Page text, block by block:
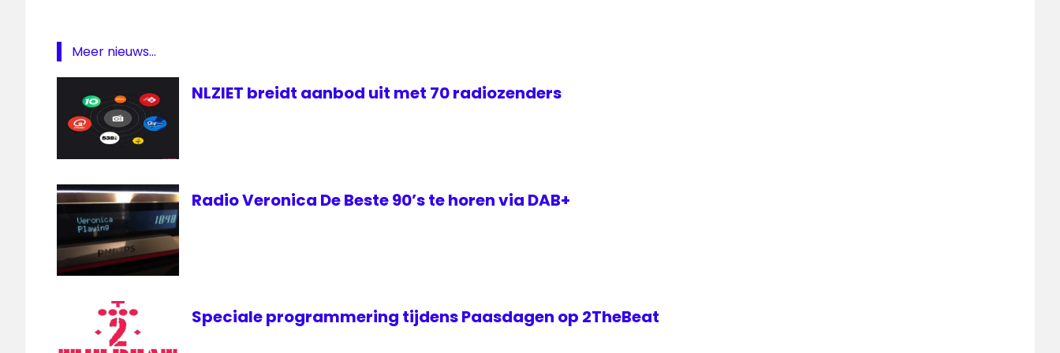
Meer nieuws...
NLZIET breidt aanbod uit met 70 radiozenders
Radio Veronica De Beste 90’s te horen via DAB+
Speciale programmering tijdens Paasdagen op 2TheBeat